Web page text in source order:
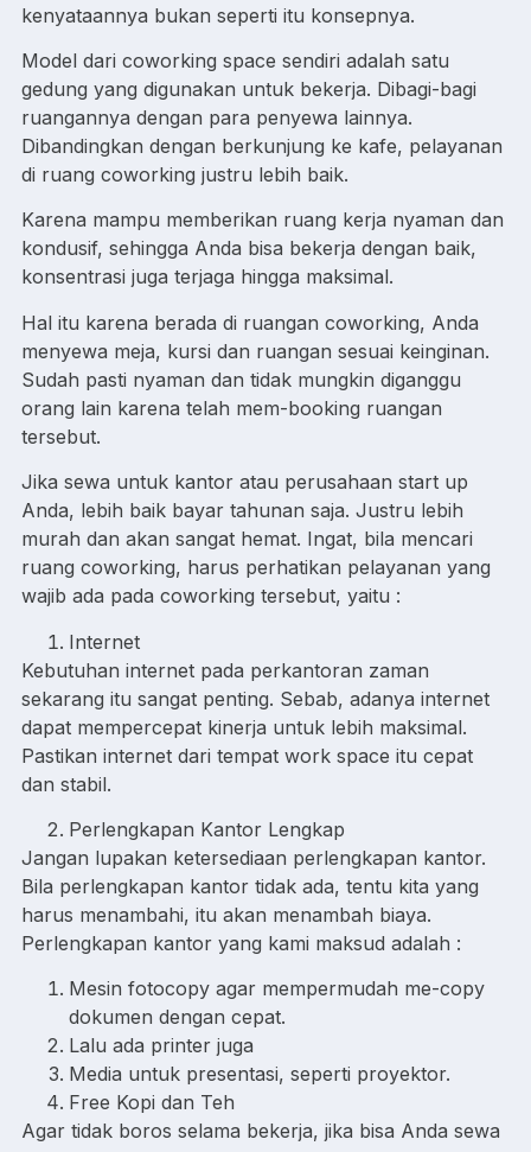
kenyataannya bukan seperti itu konsepnya.
Model dari coworking space sendiri adalah satu
gedung yang digunakan untuk bekerja. Dibagi-bagi
ruangannya dengan para penyewa lainnya.
Dibandingkan dengan berkunjung ke kafe, pelayanan
di ruang coworking justru lebih baik.
Karena mampu memberikan ruang kerja nyaman dan
kondusif, sehingga Anda bisa bekerja dengan baik,
konsentrasi juga terjaga hingga maksimal.
Hal itu karena berada di ruangan coworking, Anda
menyewa meja, kursi dan ruangan sesuai keinginan.
Sudah pasti nyaman dan tidak mungkin diganggu
orang lain karena telah mem-booking ruangan
tersebut.
Jika sewa untuk kantor atau perusahaan start up
Anda, lebih baik bayar tahunan saja. Justru lebih
murah dan akan sangat hemat. Ingat, bila mencari
ruang coworking, harus perhatikan pelayanan yang
wajib ada pada coworking tersebut, yaitu :
Internet
Kebutuhan internet pada perkantoran zaman
sekarang itu sangat penting. Sebab, adanya internet
dapat mempercepat kinerja untuk lebih maksimal.
Pastikan internet dari tempat work space itu cepat
dan stabil.
Perlengkapan Kantor Lengkap
Jangan lupakan ketersediaan perlengkapan kantor.
Bila perlengkapan kantor tidak ada, tentu kita yang
harus menambahi, itu akan menambah biaya.
Perlengkapan kantor yang kami maksud adalah :
Mesin fotocopy agar mempermudah me-copy
dokumen dengan cepat.
Lalu ada printer juga
Media untuk presentasi, seperti proyektor.
Free Kopi dan Teh
Agar tidak boros selama bekerja, jika bisa Anda sewa